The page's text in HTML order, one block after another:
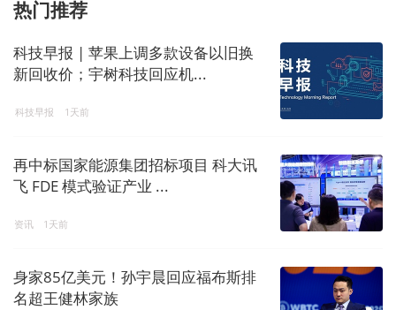
热门推荐
科技早报 | 苹果上调多款设备以旧换
新回收价；宇树科技回应机...
科技早报 1天前
再中标国家能源集团招标项目 科大讯
飞 FDE 模式验证产业 ...
资讯 1天前
身家85亿美元！孙宇晨回应福布斯排
名超王健林家族